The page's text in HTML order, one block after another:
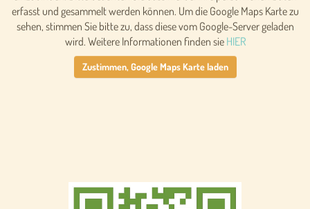
erfasst und gesammelt werden können. Um die Google Maps Karte zu
sehen, stimmen Sie bitte zu, dass diese vom Google-Server geladen
wird. Weitere Informationen finden sie HIER